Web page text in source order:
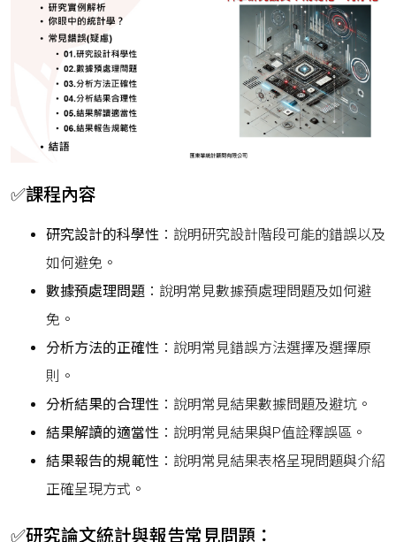
✅課程內容
研究設計的科學性 ：說明研究設計階段可能的錯誤以及
如何避免。
數據預處理問題 ：說明常見數據預處理問題及如何避
免。
分析方法的正確性 ：說明常見錯誤方法選擇及選擇原
則。
分析結果的合理性 ：說明常見結果數據問題及避坑。
結果解讀的適當性 ：說明常見結果與P值詮釋誤區。
結果報告的規範性 ：說明常見結果表格呈現問題與介紹
正確呈現方式。
✅研究論文統計與報告常見問題：